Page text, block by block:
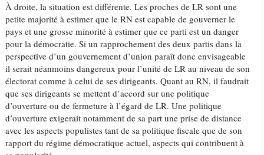
À droite, la situation est différente. Les proches de LR sont une
petite majorité à estimer que le RN est capable de gouverner le
pays et une grosse minorité à estimer que ce parti est un danger
pour la démocratie. Si un rapprochement des deux partis dans la
perspective d’un gouvernement d’union paraît donc envisageable
il serait néanmoins dangereux pour l’unité de LR au niveau de son
électorat comme à celui de ses dirigeants. Quant au RN, il faudrait
que ses dirigeants se mettent d’accord sur une politique
d’ouverture ou de fermeture à l’égard de LR. Une politique
d’ouverture exigerait notamment de sa part une prise de distance
avec les aspects populistes tant de sa politique fiscale que de son
rapport du régime démocratique actuel, aspects qui contribuent à